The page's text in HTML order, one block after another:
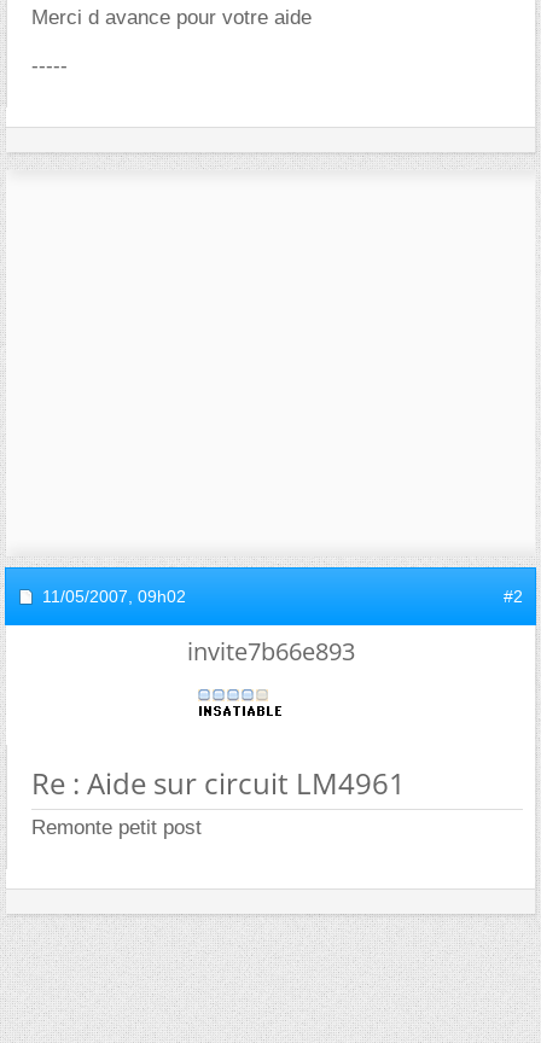
Merci d avance pour votre aide
-----
11/05/2007, 09h02 #2
invite7b66e893
Re : Aide sur circuit LM4961
Remonte petit post